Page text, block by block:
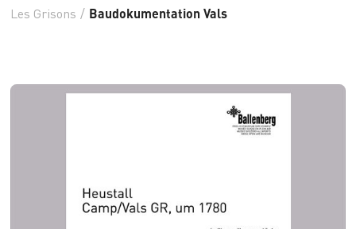
Les Grisons / Baudokumentation Vals